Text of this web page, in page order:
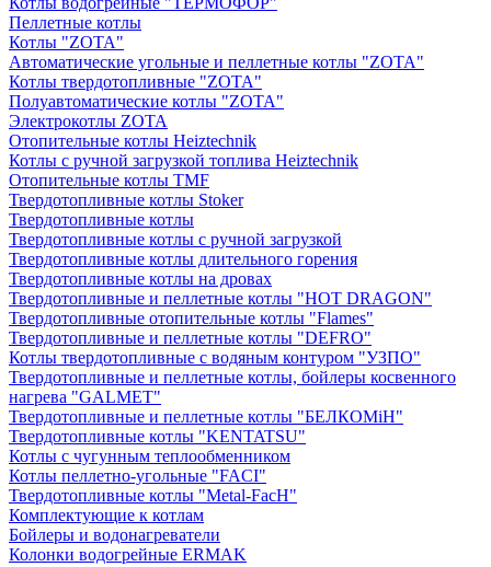
Пеллетные котлы
Котлы "ZOTA"
Автоматические угольные и пеллетные котлы "ZOTA"
Котлы твердотопливные "ZOTA"
Полуавтоматические котлы "ZOTA"
Электрокотлы ZOTA
Отопительные котлы Heiztechnik
Котлы с ручной загрузкой топлива Heiztechnik
Отопительные котлы TMF
Твердотопливные котлы Stoker
Твердотопливные котлы
Твердотопливные котлы с ручной загрузкой
Твердотопливные котлы длительного горения
Твердотопливные котлы на дровах
Твердотопливные и пеллетные котлы "HOT DRAGON"
Твердотопливные отопительные котлы "Flames"
Твердотопливные и пеллетные котлы "DEFRO"
Котлы твердотопливные с водяным контуром "УЗПО"
Твердотопливные и пеллетные котлы, бойлеры косвенного
нагрева "GALMET"
Твердотопливные и пеллетные котлы "БЕЛКОМiН"
Твердотопливные котлы "KENTATSU"
Котлы с чугунным теплообменником
Котлы пеллетно-угольные "FACI"
Твердотопливные котлы "Metal-FacH"
Комплектующие к котлам
Бойлеры и водонагреватели
Колонки водогрейные ERMAK